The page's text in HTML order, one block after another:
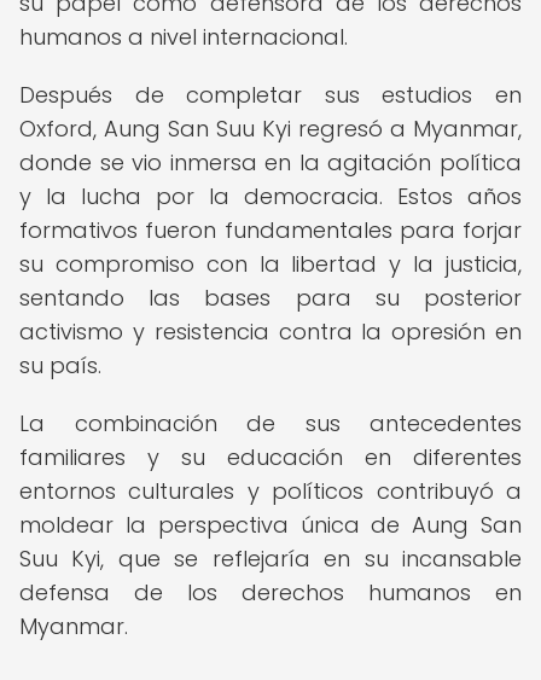
humanos a nivel internacional.
Después de completar sus estudios en
Oxford, Aung San Suu Kyi regresó a Myanmar,
donde se vio inmersa en la agitación política
y la lucha por la democracia. Estos años
formativos fueron fundamentales para forjar
su compromiso con la libertad y la justicia,
sentando las bases para su posterior
activismo y resistencia contra la opresión en
su país.
La combinación de sus antecedentes
familiares y su educación en diferentes
entornos culturales y políticos contribuyó a
moldear la perspectiva única de Aung San
Suu Kyi, que se reflejaría en su incansable
defensa de los derechos humanos en
Myanmar.